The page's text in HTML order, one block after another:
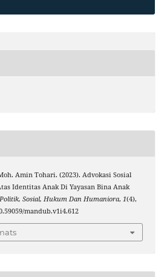
Amin Tohari. (2023). Advokasi Sosial
Identitas Anak Di Yayasan Bina Anak
Sosial, Hukum Dan Humaniora, 1(4),
mandub.v1i4.612